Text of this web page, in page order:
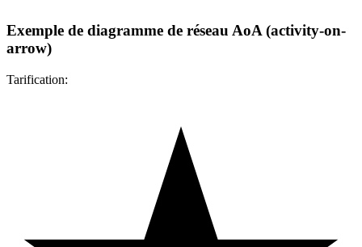
Exemple de diagramme de réseau AoA (activity-on-
arrow)
Tarification: